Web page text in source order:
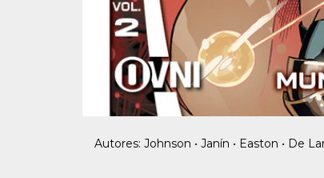
Autores: Johnson • Janín • Easton • De